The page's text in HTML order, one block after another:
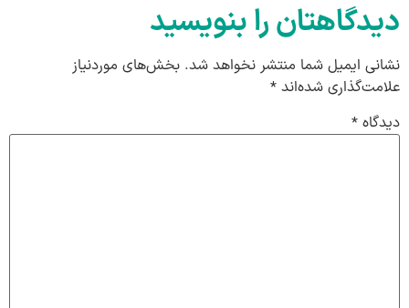
دیدگاهتان را بنویسید
نشانی ایمیل شما منتشر نخواهد شد. بخش‌های موردنیاز
علامت‌گذاری شده‌اند *
دیدگاه *